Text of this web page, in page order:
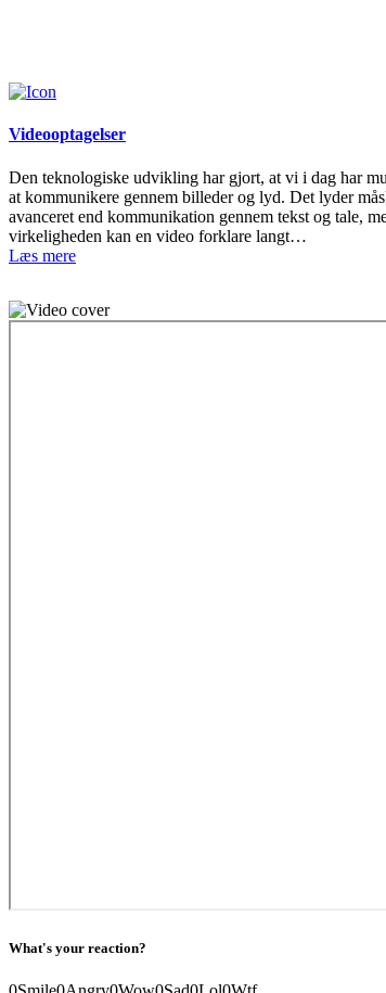
Videooptagelser
Den teknologiske udvikling har gjort, at vi i dag har
at kommunikere gennem billeder og lyd. Det lyder
avanceret end kommunikation gennem tekst og tale,
virkeligheden kan en video forklare langt…
Læs mere
What's your reaction?